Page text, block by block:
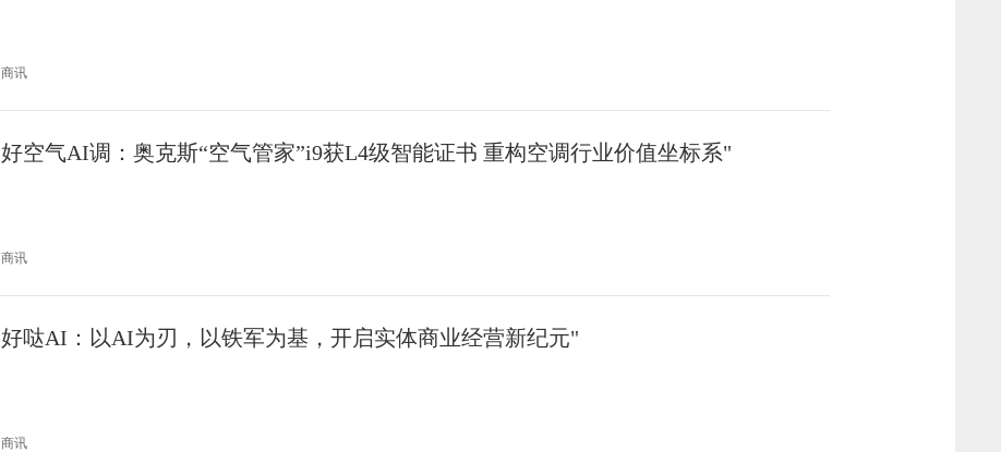
商讯
好空气AI调：奥克斯“空气管家”i9获L4级智能证书 重构空调行业价值坐标系"
商讯
好哒AI：以AI为刃，以铁军为基，开启实体商业经营新纪元"
商讯